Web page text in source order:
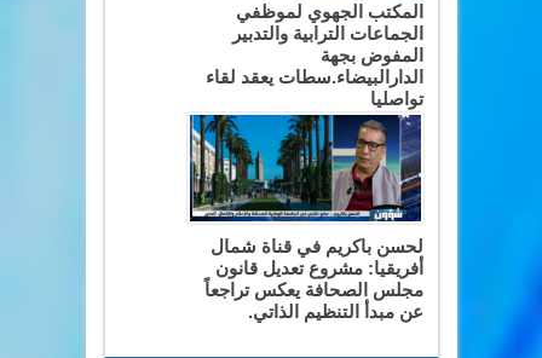
المكتب الجهوي لموظفي
الجماعات الترابية والتدبير
المفوض بجهة
الدارالبيضاء.سطات يعقد لقاء
تواصليا
لحسن باكريم في قناة شمال
أفريقيا: مشروع تعديل قانون
مجلس الصحافة يعكس تراجعاً
عن مبدأ التنظيم الذاتي.